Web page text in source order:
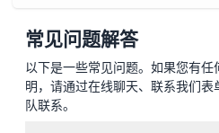
常见问题解答
以下是一些常见问题。如果您有
明，请通过在线聊天、联系我们
队联系。